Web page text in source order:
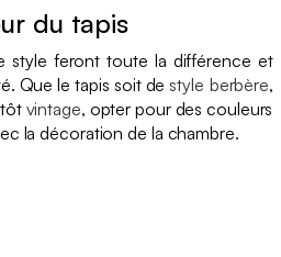
du tapis
style feront toute la différence et
Que le tapis soit de style berbère,
vintage, opter pour des couleurs
la décoration de la chambre.